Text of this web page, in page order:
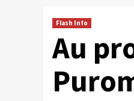
Flash Info
Au